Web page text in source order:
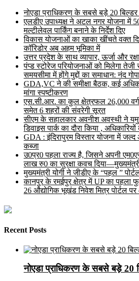
नोएडा प्राधिकरण के सबसे बड़े 20 बिल्डर
एलडीए उपाध्यक्ष ने अटल नगर योजना में
मल्टीलेवल पार्किंग बनाने के निर्देश दिए
विकास योजनाओं का खाका खींचते वक्त
कॉरिडोर अब अहम भूमिका में
उत्तर प्रदेश के साथ व्यापार, ऊर्जा और
पंप्ड स्टोरेज परियोजनाओं को मिलेगा
समयसीमा में होंगे मुद्दों का समाधान: नंद
GDA,VC ने की समीक्षा बैठक, कई
मांगा स्पष्टीकरण
एस.सी.आर. का कुल क्षेत्रफल 26,000
समेत 6 शहरों की संवरेगी सूरत
सीएम के सहालकार अवनीश अवस्थी ने
डिवाइस पार्क का दौरा किया , अधिकारियों
GDA : इंदिरापुरम विस्तार योजना में
कब्जा
उ0प्र0 पहला राज्य है, जिसने अपनी
लाख रु0 का सुरक्षा कवच
मुख्यमंत्री योगी ने जीडीए के “पहल ”
कानपुर के रमईपुर क्षेत्र में UP का पहला
26 औद्योगिक भूखंड निवेश मित्र पोर्टल
Recent Posts
नोएडा प्राधिकरण के सबसे बड़े 20